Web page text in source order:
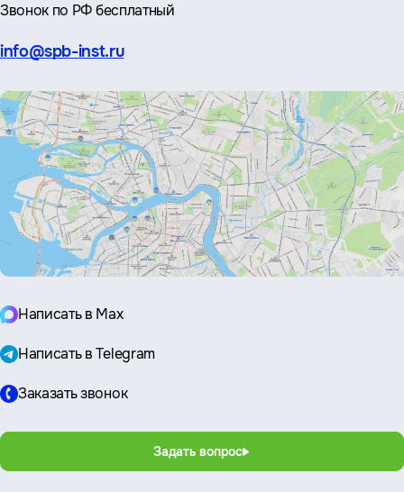
Звонок по РФ бесплатный
Эл.
info@spb-inst.ru
Написать в Max
Написать в Telegram
Заказать звонок
Задать вопрос